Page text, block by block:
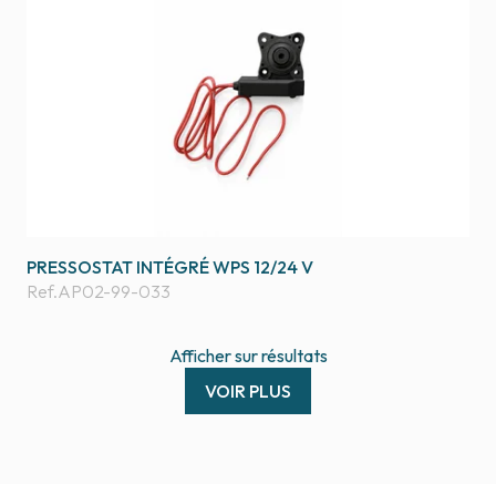
PRESSOSTAT INTÉGRÉ WPS 12/24 V
Ref.AP02-99-033
Affichersurrésultats
VOIR PLUS